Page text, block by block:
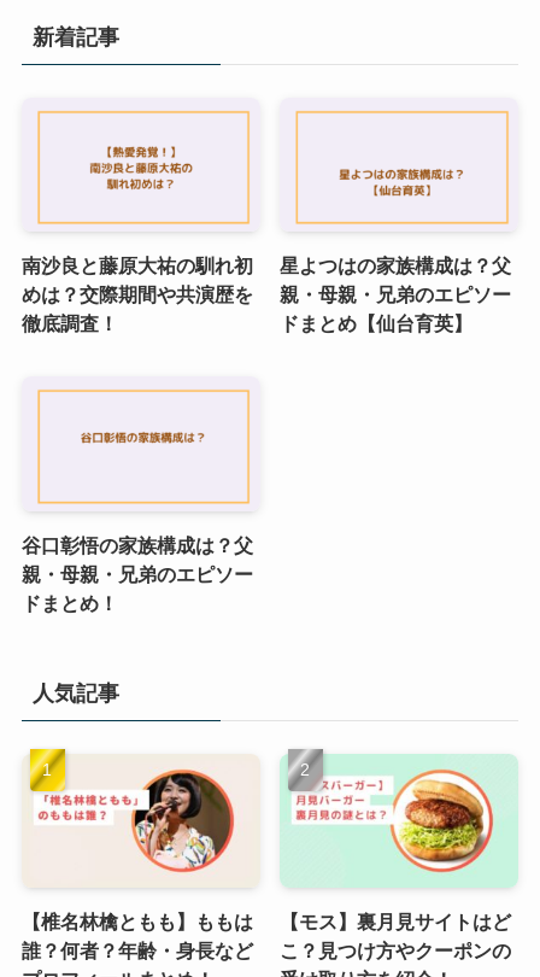
新着記事
南沙良と藤原大祐の馴れ初
めは？交際期間や共演歴を
徹底調査！
星よつはの家族構成は？父
親・母親・兄弟のエピソー
ドまとめ【仙台育英】
谷口彰悟の家族構成は？父
親・母親・兄弟のエピソー
ドまとめ！
人気記事
【椎名林檎ともも】ももは
誰？何者？年齢・身長など
【モス】裏月見サイトはど
こ？見つけ方やクーポンの